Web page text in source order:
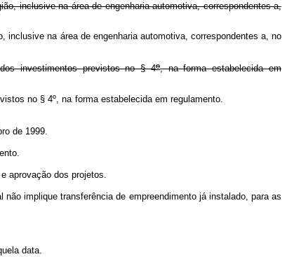
inclusive na área de engenharia automotiva, correspondentes a,
na área de engenharia automotiva, correspondentes a, no
investimentos previstos no § 4o, na forma estabelecida em
no § 4º, na forma estabelecida em regulamento.
de 1999.
aprovação dos projetos.
implique transferência de empreendimento já instalado, para as
data.